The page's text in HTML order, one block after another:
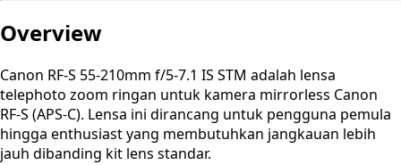
Overview
Canon RF-S 55-210mm f/5-7.1 IS STM adalah lensa
telephoto zoom ringan untuk kamera mirrorless Canon
RF-S (APS-C). Lensa ini dirancang untuk pengguna pemula
hingga enthusiast yang membutuhkan jangkauan lebih
jauh dibanding kit lens standar.